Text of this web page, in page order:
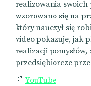
realizowania swoich
wzorowano się na
który nauczył się
video pokazuje, jak
realizacji pomysłów,
przedsiębiorcze
📰 YouTube